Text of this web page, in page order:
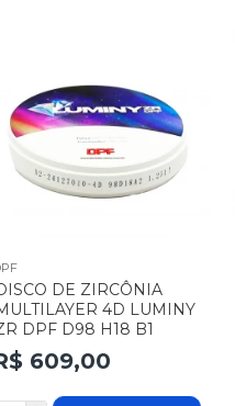
DE ZIRCÔNIA
4D LUMINY
DPF D98 H18 B1
609,00